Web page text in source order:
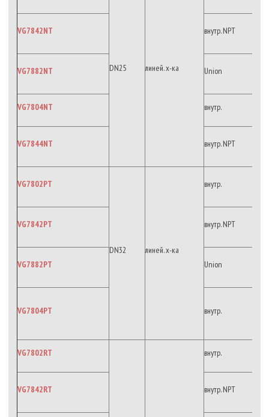
DN25 линей. х-ка
VG7842NT внутр. NPT
VG7882NT Union
VG7804NT внутр.
VG7844NT внутр. NPT
VG7802PT
DN32 линей. х-ка
внутр.
VG7842PT внутр. NPT
VG7882PT Union
VG7804PT внутр.
VG7802RT внутр.
VG7842RT внутр. NPT